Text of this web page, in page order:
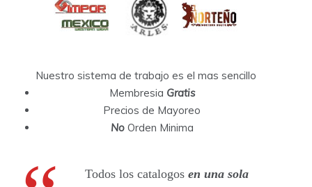
Nuestro sistema de trabajo es el mas sencillo
Membresia Gratis
Precios de Mayoreo
NoOrden Minima
Todos los catalogos en una sola